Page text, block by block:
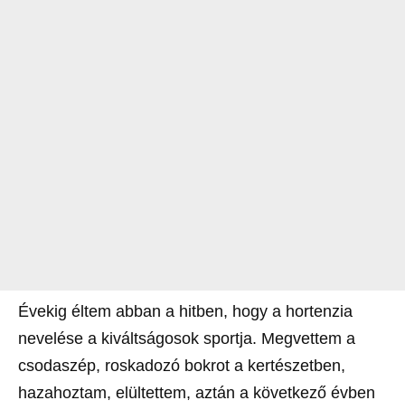
Évekig éltem abban a hitben, hogy a hortenzia
nevelése a kiváltságosok sportja. Megvettem a
csodaszép, roskadozó bokrot a kertészetben,
hazahoztam, elültettem, aztán a következő évben